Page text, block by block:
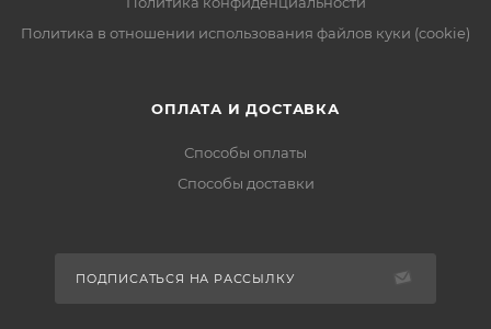
Политика в отношении использования файлов куки (cookie)
ОПЛАТА И ДОСТАВКА
Способы оплаты
Способы доставки
ПОДПИСАТЬСЯ НА РАССЫЛКУ